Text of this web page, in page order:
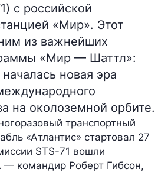
с российской
«Мир». Этот
из важнейших
«Мир — Шаттл»:
новая эра
на околоземной орбите.
транспортный
«Атлантис» стартовал 27
STS-71 вошли
командир Роберт Гибсон,